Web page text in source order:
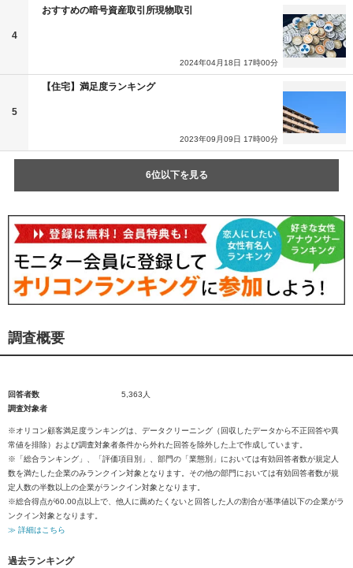
4
おすすめの暗号資産取引所現物取引
2024年04月18日 17時00分
5
【住宅】満足度ランキング
2023年09月09日 17時00分
6位以下を見る
調査概要
回答者数
5,363人
調査対象者
※オリコン顧客満足度ランキングは、データクリーニング（回収したデータから不正回答や異
常値を排除）および調査対象者条件から外れた回答を除外した上で作成しています。
※「総合ランキング」、「評価項目別」、部門の「業態別」においては有効回答者数が規定人
数を満たした企業のみランクイン対象となります。その他の部門においては有効回答者数が規
定人数の半数以上の企業がランクイン対象となります。
※総合得点が60.00点以上で、他人に薦めたくないと回答した人の割合が基準値以下の企業がラ
ンクイン対象となります。
≫ 詳細はこちら
過去ランキング